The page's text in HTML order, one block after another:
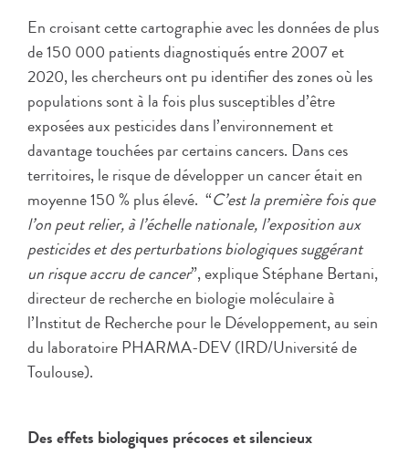
En croisant cette cartographie avec les données de plus
de 150 000 patients diagnostiqués entre 2007 et
2020, les chercheurs ont pu identifier des zones où les
populations sont à la fois plus susceptibles d’être
exposées aux pesticides dans l’environnement et
davantage touchées par certains cancers. Dans ces
territoires, le risque de développer un cancer était en
moyenne 150 % plus élevé. “C’est la première fois que
l’on peut relier, à l’échelle nationale, l’exposition aux
pesticides et des perturbations biologiques suggérant
un risque accru de cancer”, explique Stéphane Bertani,
directeur de recherche en biologie moléculaire à
l’Institut de Recherche pour le Développement, au sein
du laboratoire PHARMA-DEV (IRD/Université de
Toulouse).
Des effets biologiques précoces et silencieux